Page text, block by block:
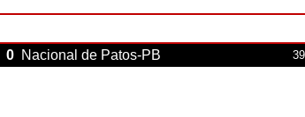
0 Nacional de Patos-PB